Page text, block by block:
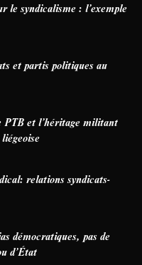
le syndicalisme : l’exemple
et partis politiques au
PTB et l’héritage militant
relations syndicats-
démocratiques, pas de
d’État